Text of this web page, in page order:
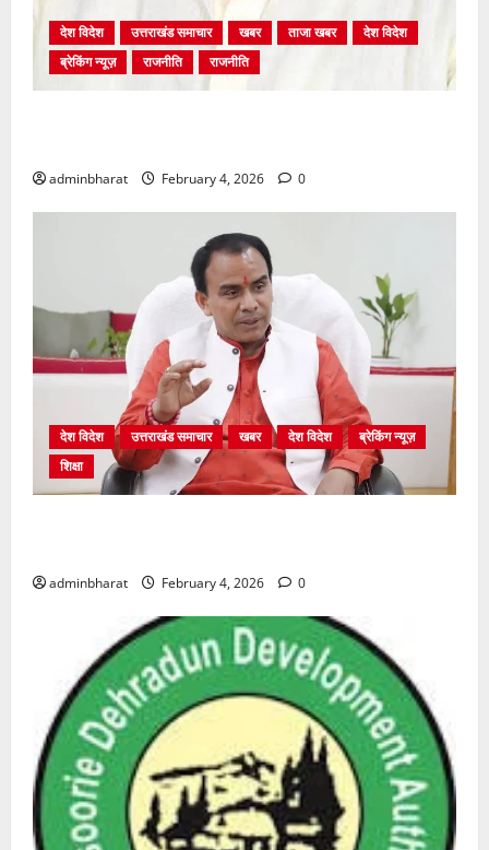
देश विदेश उत्तराखंड समाचार खबर ताजा खबर
देश विदेश
ब्रेकिंग न्यूज़
राजनीति राजनीति
adminbharat February 4, 2026 0
देश विदेश उत्तराखंड समाचार खबर देश विदेश
ब्रेकिंग न्यूज़
शिक्षा
adminbharat February 4, 2026 0